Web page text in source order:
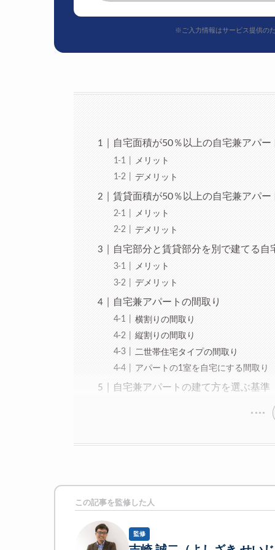
※ご入力情報はサービス提供の
自宅面積が50％以上の自宅兼アパー
メリット
デメリット
賃貸面積が50％以上の自宅兼アパー
メリット
デメリット
自宅部分と賃貸部分を別で建てる自
メリット
デメリット
自宅兼アパートの間取り
横割りの間取り
縦割りの間取り
二世帯住宅タイプの間取り
アパートの1室を自宅にする間取り
自宅兼アパートの建て方を選ぶ基準
この記事を監修した人
監修